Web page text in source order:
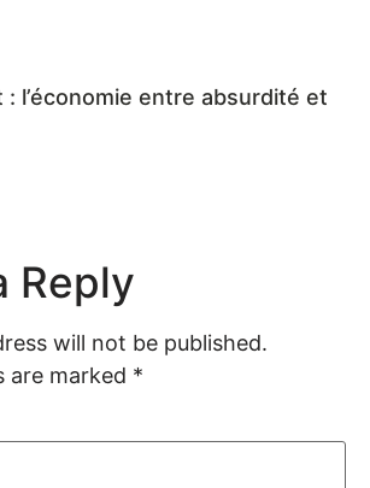
: l’économie entre absurdité et
Reply
will not be published.
are marked *